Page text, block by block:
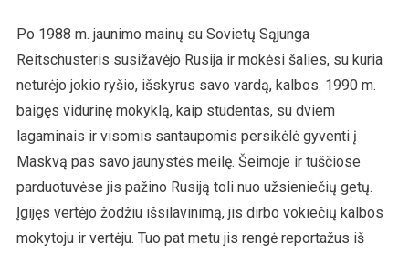
Po 1988 m. jaunimo mainų su Sovietų Sąjunga
Reitschusteris susižavėjo Rusija ir mokėsi šalies, su kuria
neturėjo jokio ryšio, išskyrus savo vardą, kalbos. 1990 m.
baigęs vidurinę mokyklą, kaip studentas, su dviem
lagaminais ir visomis santaupomis persikėlė gyventi į
Maskvą pas savo jaunystės meilę. Šeimoje ir tuščiose
parduotuvėse jis pažino Rusiją toli nuo užsieniečių getų.
Įgijęs vertėjo žodžiu išsilavinimą, jis dirbo vokiečių kalbos
mokytoju ir vertėju. Tuo pat metu jis rengė reportažus iš